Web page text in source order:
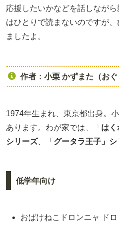
応援したいかなどを話しなが
はひとりで読まないのですが
ましたよ。
作者：小栗 かずまた（お
1974年生まれ、東京都出身。
あります。わが家では、「 はく
シリーズ、「 グータラ王子」シ
低学年向け
おばけねこドロンニャ ド